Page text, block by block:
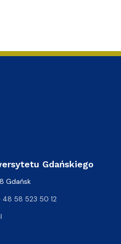
Gdańskiego
Gdańsk
48 58 523 50 12